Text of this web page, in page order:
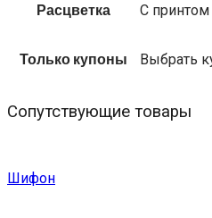
Расцветка С принтом
Только купоны Выбрать
Сопутствующие товары
Шифон